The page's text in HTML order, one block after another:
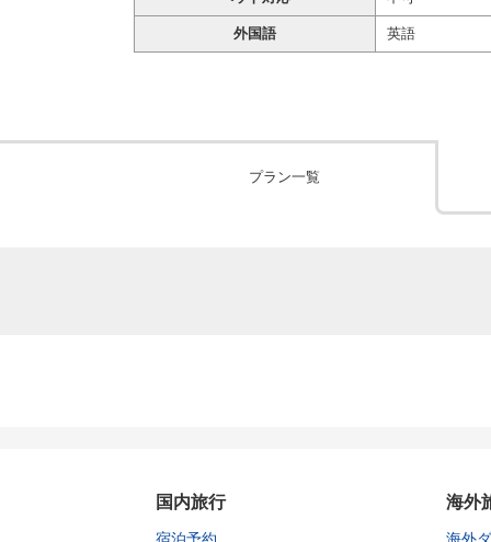
外国語 英語
プラン一覧
国内旅行 海外